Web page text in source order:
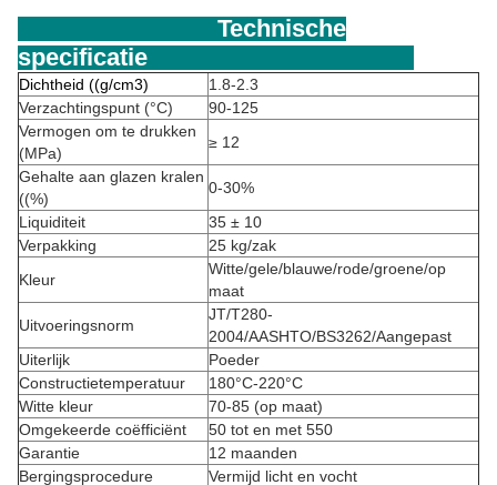
Technische
specificatie
Dichtheid ((g/cm3)
1.8-2.3
Verzachtingspunt (°C)
90-125
Vermogen om te drukken
(MPa)
≥ 12
Gehalte aan glazen kralen
((%)
0-30%
Liquiditeit
35 ± 10
Verpakking
25 kg/zak
Kleur
Witte/gele/blauwe/rode/groene/op
maat
Uitvoeringsnorm
JT/T280-
2004/AASHTO/BS3262/Aangepast
Uiterlijk
Poeder
Constructietemperatuur
180°C-220°C
Witte kleur
70-85 (op maat)
Omgekeerde coëfficiënt
50 tot en met 550
Garantie
12 maanden
Bergingsprocedure
Vermijd licht en vocht